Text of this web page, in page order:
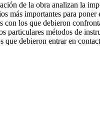
de la obra analizan la
más importantes para
con los que debieron
particulares métodos de
que debieron entrar en